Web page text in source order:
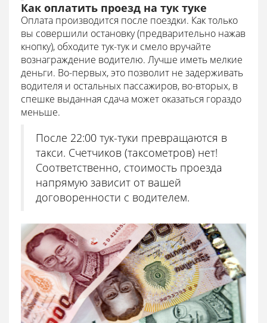
Как оплатить проезд на тук туке
Оплата производится после поездки. Как только
вы совершили остановку (предварительно нажав
кнопку), обходите тук-тук и смело вручайте
вознаграждение водителю. Лучше иметь мелкие
деньги. Во-первых, это позволит не задерживать
водителя и остальных пассажиров, во-вторых, в
спешке выданная сдача может оказаться гораздо
меньше.
После 22:00 тук-туки превращаются в
такси. Счетчиков (таксометров) нет!
Соответственно, стоимость проезда
напрямую зависит от вашей
договоренности с водителем.